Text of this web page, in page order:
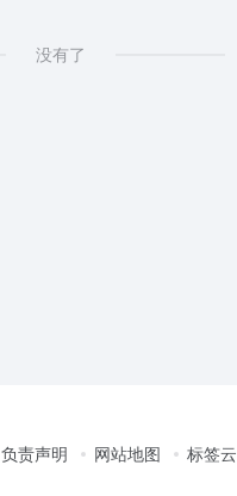
没有了
负责声明 网站地图 标签云